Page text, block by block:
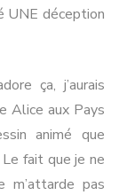
UNE déception
ça, j’aurais
Alice aux Pays
animé que
fait que je ne
m’attarde pas